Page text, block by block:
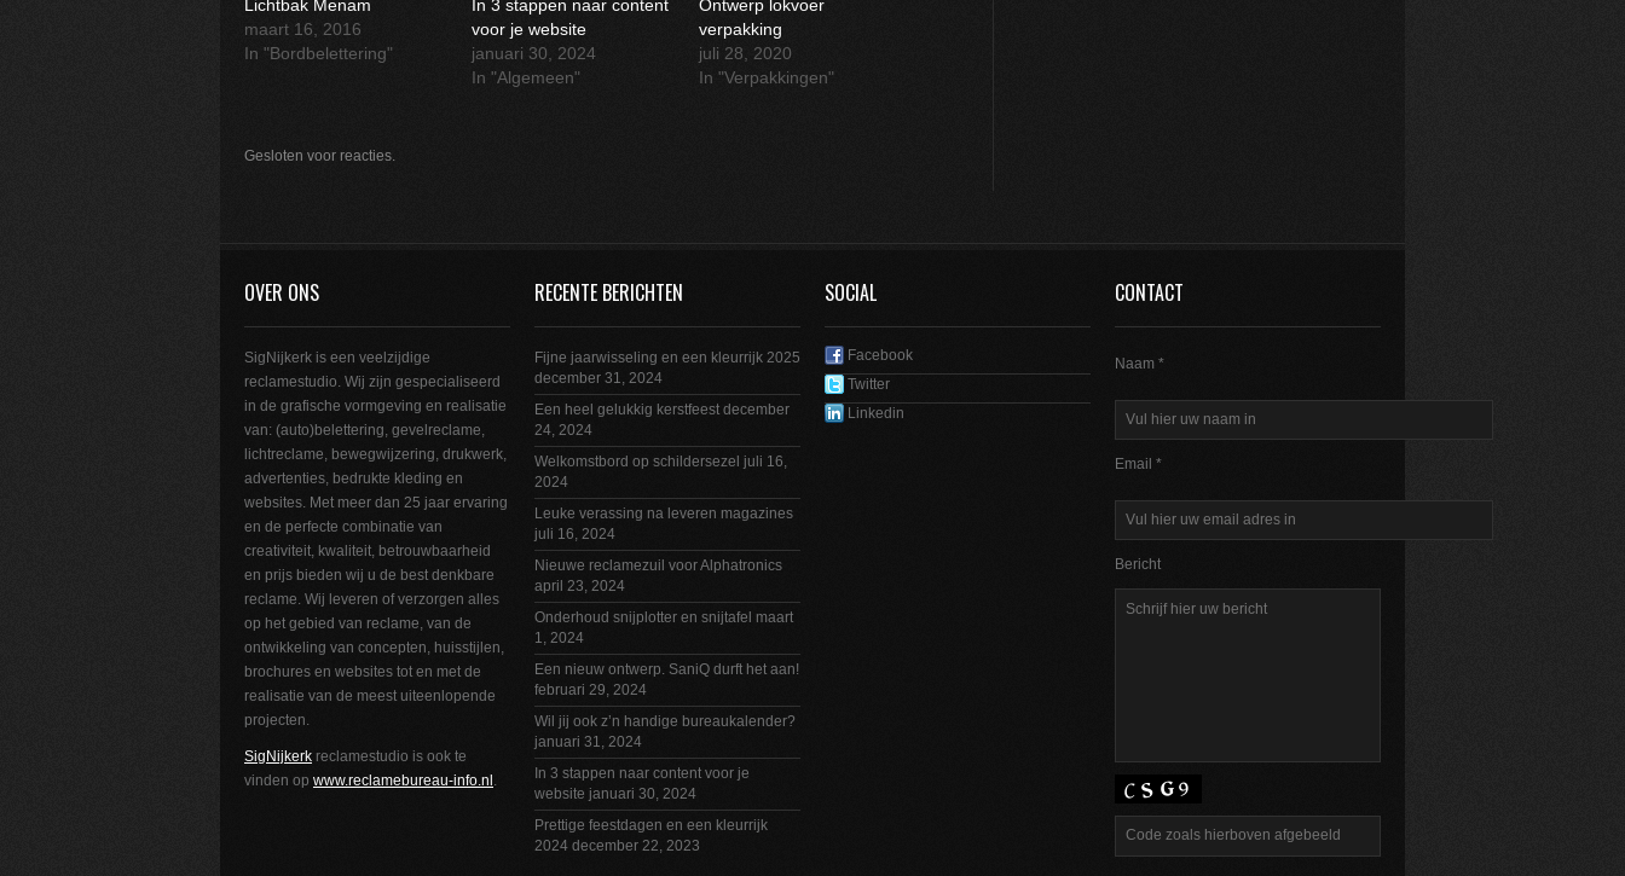
Lichtbak Menam
maart 16, 2016
In "Bordbelettering"
In 3 stappen naar content
voor je website
januari 30, 2024
In "Algemeen"
Ontwerp lokvoer
verpakking
juli 28, 2020
In "Verpakkingen"
Gesloten voor reacties.
OVER ONS
SigNijkerk is een veelzijdige
reclamestudio. Wij zijn gespecialiseerd
in de grafische vormgeving en realisatie
van: (auto)belettering, gevelreclame,
lichtreclame, bewegwijzering, drukwerk,
advertenties, bedrukte kleding en
websites. Met meer dan 25 jaar ervaring
en de perfecte combinatie van
creativiteit, kwaliteit, betrouwbaarheid
en prijs bieden wij u de best denkbare
reclame. Wij leveren of verzorgen alles
op het gebied van reclame, van de
ontwikkeling van concepten, huisstijlen,
brochures en websites tot en met de
realisatie van de meest uiteenlopende
projecten.
SigNijkerk reclamestudio is ook te
vinden op www.reclamebureau-info.nl
RECENTE BERICHTEN
Fijne jaarwisseling en een kleurrijk 2025
december 31, 2024
Een heel gelukkig kerstfeest december
24, 2024
Welkomstbord op schildersezel juli 16,
2024
Leuke verassing na leveren magazines
juli 16, 2024
Nieuwe reclamezuil voor Alphatronics
april 23, 2024
Onderhoud snijplotter en snijtafel maart
1, 2024
Een nieuw ontwerp. SaniQ durft het aan!
februari 29, 2024
Wil jij ook z’n handige bureaukalender?
januari 31, 2024
In 3 stappen naar content voor je
website januari 30, 2024
Prettige feestdagen en een kleurrijk
2024 december 22, 2023
SOCIAL
Facebook
Twitter
Linkedin
CONTACT
Naam *
Email *
Bericht